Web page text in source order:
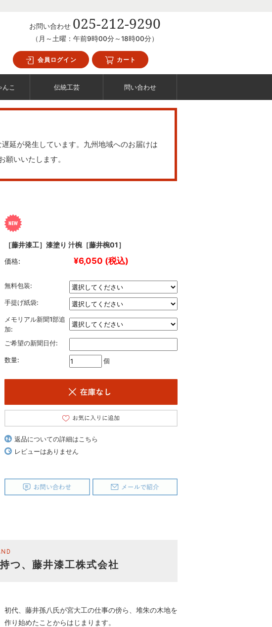
会員ログイン カート
お問い合わせ 025-212-9290
（月～土曜：午前9時00分～18時00分）
こ 伝統工芸 問い合わせ
延が発生しています。九州地域へのお届けは
いいたします。
［藤井漆工］漆塗り 汁椀［藤井椀01］
価格:
¥6,050 (税込)
無料包装:
手提げ紙袋:
メモリアル新聞1部追
加:
ご希望の新聞日付:
数量: 個
返品についての詳細はこちら
レビューはありません
つ、 藤井漆工株式会社
初代、藤井孫八氏が宮大工の仕事の傍ら、堆朱の木地を
作り始めたことからはじまります。